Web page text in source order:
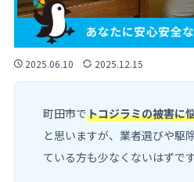
2025.06.10 2025.12.15
町田市でトコジラミの被害に
と思いますが、業者選びや駆
ている方も少なくないはずです